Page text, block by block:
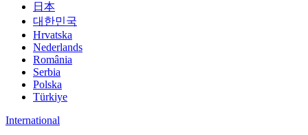
日本
대한민국
Hrvatska
Nederlands
România
Serbia
Polska
Türkiye
International